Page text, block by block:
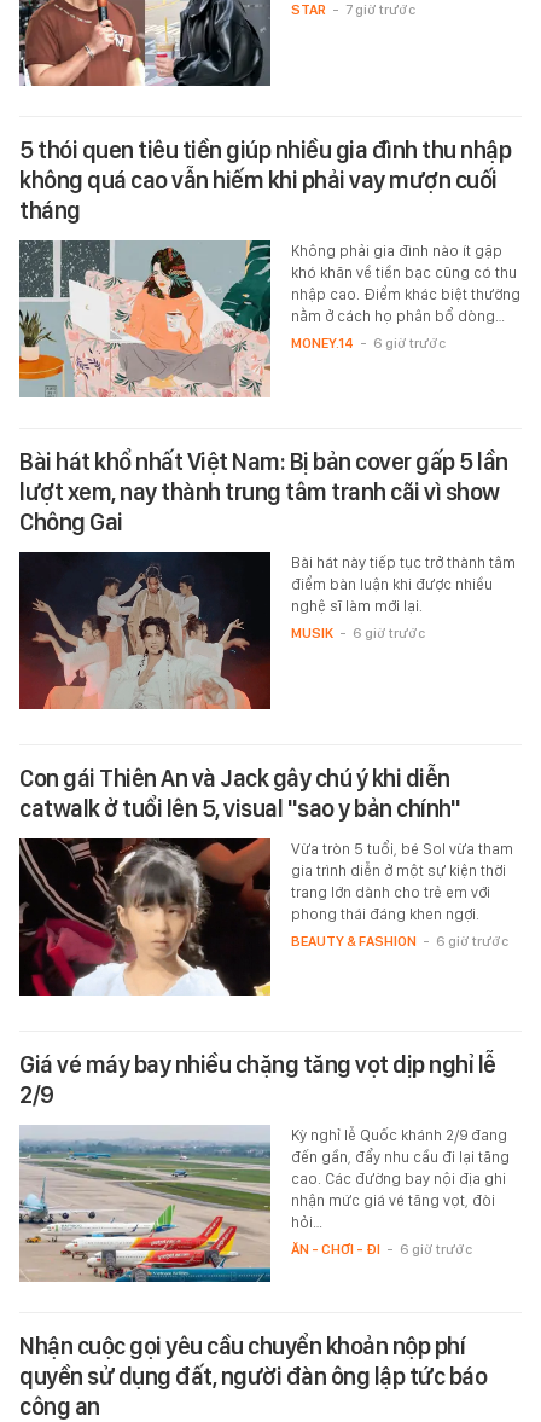
STAR - 7 giờ trước
5 thói quen tiêu tiền giúp nhiều gia đình thu nhập
không quá cao vẫn hiếm khi phải vay mượn cuối
tháng
Không phải gia đình nào ít gặp
khó khăn về tiền bạc cũng có thu
nhập cao. Điểm khác biệt thường
nằm ở cách họ phân bổ dòng…
MONEY.14 - 6 giờ trước
Bài hát khổ nhất Việt Nam: Bị bản cover gấp 5 lần
lượt xem, nay thành trung tâm tranh cãi vì show
Chông Gai
Bài hát này tiếp tục trở thành tâm
điểm bàn luận khi được nhiều
nghệ sĩ làm mới lại.
MUSIK - 6 giờ trước
Con gái Thiên An và Jack gây chú ý khi diễn
catwalk ở tuổi lên 5, visual "sao y bản chính"
Vừa tròn 5 tuổi, bé Sol vừa tham
gia trình diễn ở một sự kiện thời
trang lớn dành cho trẻ em với
phong thái đáng khen ngợi.
BEAUTY & FASHION - 6 giờ trước
Giá vé máy bay nhiều chặng tăng vọt dịp nghỉ lễ
2/9
Kỳ nghỉ lễ Quốc khánh 2/9 đang
đến gần, đẩy nhu cầu đi lại tăng
cao. Các đường bay nội địa ghi
nhận mức giá vé tăng vọt, đòi
hỏi…
ĂN - CHƠI - ĐI - 6 giờ trước
Nhận cuộc gọi yêu cầu chuyển khoản nộp phí
quyền sử dụng đất, người đàn ông lập tức báo
công an